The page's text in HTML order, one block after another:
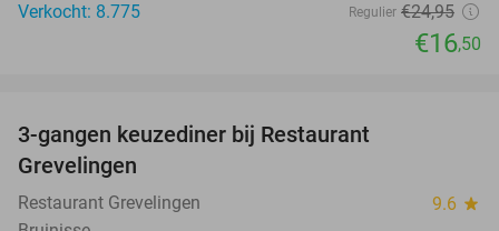
Verkocht: 8.775
Regulier €24,95
€16,50
3-gangen keuzediner bij Restaurant
Grevelingen
Restaurant Grevelingen 9.6 star